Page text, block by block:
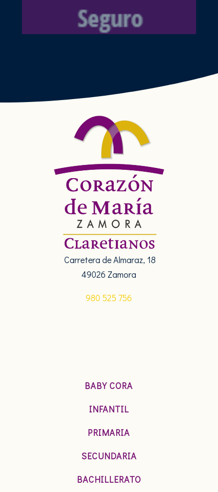
Carretera de Almaraz, 18
49026 Zamora
980 525 756
BABY CORA
INFANTIL
PRIMARIA
SECUNDARIA
BACHILLERATO